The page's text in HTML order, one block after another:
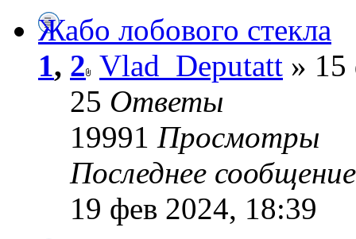
Жабо лобового стекла
1, 2 Vlad_Deputatt » 15
25 Ответы
19991 Просмотры
Последнее
19 фев 2024, 18:39